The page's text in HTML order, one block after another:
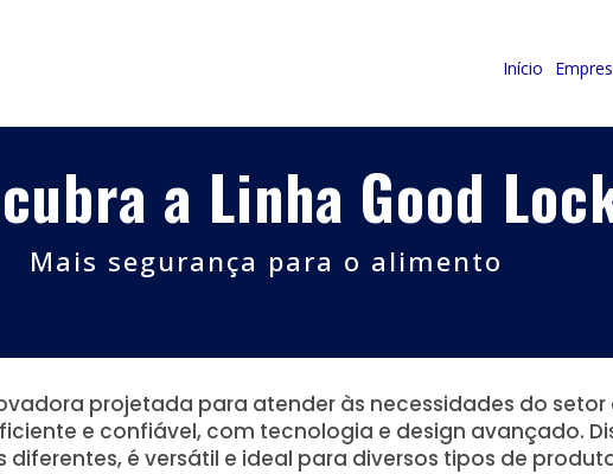
Início
a Linha Good
Mais segurança para o alimento
projetada para atender às necessidades do
e confiável, com tecnologia e design avançado.
diferentes, é versátil e ideal para diversos tipos de